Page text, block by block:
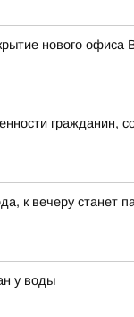
нового офиса
к вечеру станет
у воды